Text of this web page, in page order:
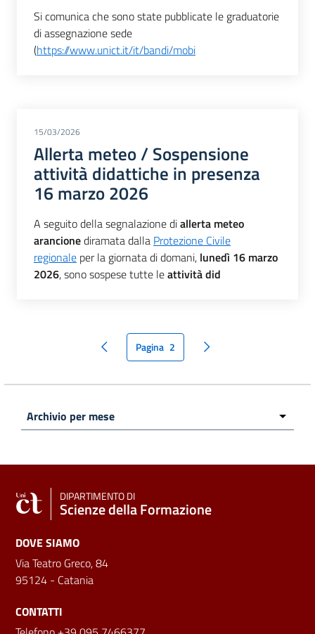
Si comunica che sono state pubblicate le graduatorie
di assegnazione sede
(https://www.unict.it/it/bandi/mobi
15/03/2026
Allerta meteo / Sospensione
attività didattiche in presenza
16 marzo 2026
A seguito della segnalazione diallerta meteo
arancionediramata dalla Protezione Civile
regionale per la giornata di domani, lunedì 16 marzo
2026, sono sospese tutte leattività did
pagina precedente
Pagina 2 pagina seguente
DIPARTIMENTO DI
Scienze della Formazione
DOVE SIAMO
Via Teatro Greco, 84
95124 - Catania
CONTATTI